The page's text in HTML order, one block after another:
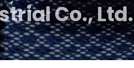
Co., Ltd.